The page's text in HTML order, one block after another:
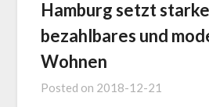
Hamburg setzt
bezahlbares und
Wohnen
Posted on 2018-12-21